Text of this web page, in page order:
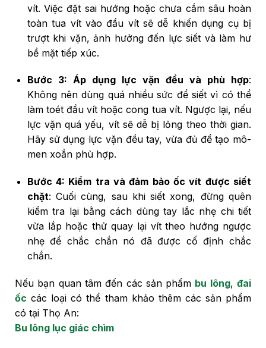
vít. Việc đặt sai hướng hoặc chưa cắm sâu hoàn
toàn tua vít vào đầu vít sẽ dễ khiến dụng cụ bị
trượt khi vặn, ảnh hưởng đến lực siết và làm hư
bề mặt tiếp xúc.
Bước 3: Áp dụng lực vặn đều và phù hợp:
Không nên dùng quá nhiều sức để siết vì có thể
làm toét đầu vít hoặc cong tua vít. Ngược lại, nếu
lực vặn quá yếu, vít sẽ dễ bị lỏng theo thời gian.
Hãy sử dụng lực vặn đều tay, vừa đủ để tạo mô-
men xoắn phù hợp.
Bước 4: Kiểm tra và đảm bảo ốc vít được siết
chặt: Cuối cùng, sau khi siết xong, đừng quên
kiểm tra lại bằng cách dùng tay lắc nhẹ chi tiết
vừa lắp hoặc thử quay lại vít theo hướng ngược
nhẹ để chắc chắn nó đã được cố định chắc
chắn.
Nếu bạn quan tâm đến các sản phẩm bu lông,đai
ốc các loại có thể tham khảo thêm các sản phẩm
có tại Thọ An:
Bu lông lục giác chìm